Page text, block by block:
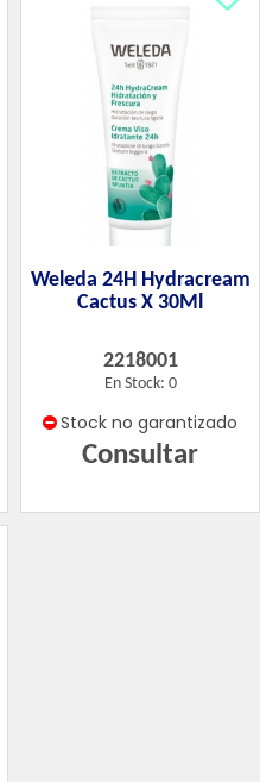
Weleda 24H Hydracream
Cactus X 30Ml
2218001
En Stock: 0
Stock no garantizado
Consultar